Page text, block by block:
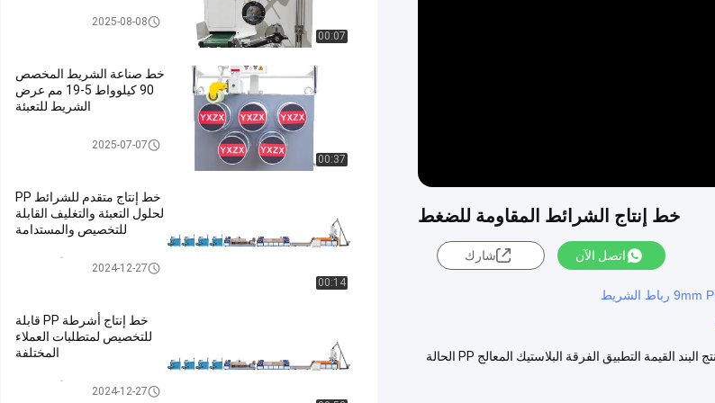
خط إنتاج الشرائط المقاومة للضغط
اتصل الآن شارك
خط إنتاج حزام التعبئة PP البلاستيكي / خط إنتاج حزام PP / آلة طحن PP البلاستيكي معايير المنتج البند القيمة التطبيق الفرقة البلاستيك المعالج PP الحالة
00:07
عجلة ربط الشريط2025-08-08
00:37
خط صناعة الشريط المخصص
90 كيلوواط 5-19 مم عرض
الشريط للتعبئة
خط بثق شريط الحزام Pp
2025-07-07
00:14
خط إنتاج متقدم للشرائط PP
لحلول التعبئة والتغليف القابلة
للتخصيص والمستدامة
خط إنتاج أشرطة PP2024-12-27
خط إنتاج أشرطة PP قابلة
للتخصيص لمتطلبات العملاء
المختلفة
خط إنتاج أشرطة PP2024-12-27